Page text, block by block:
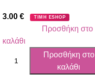
3.00 € ΤΙΜΗ ESHOP
Προσθήκη στο
καλάθι
Προσθήκη στο
καλάθι